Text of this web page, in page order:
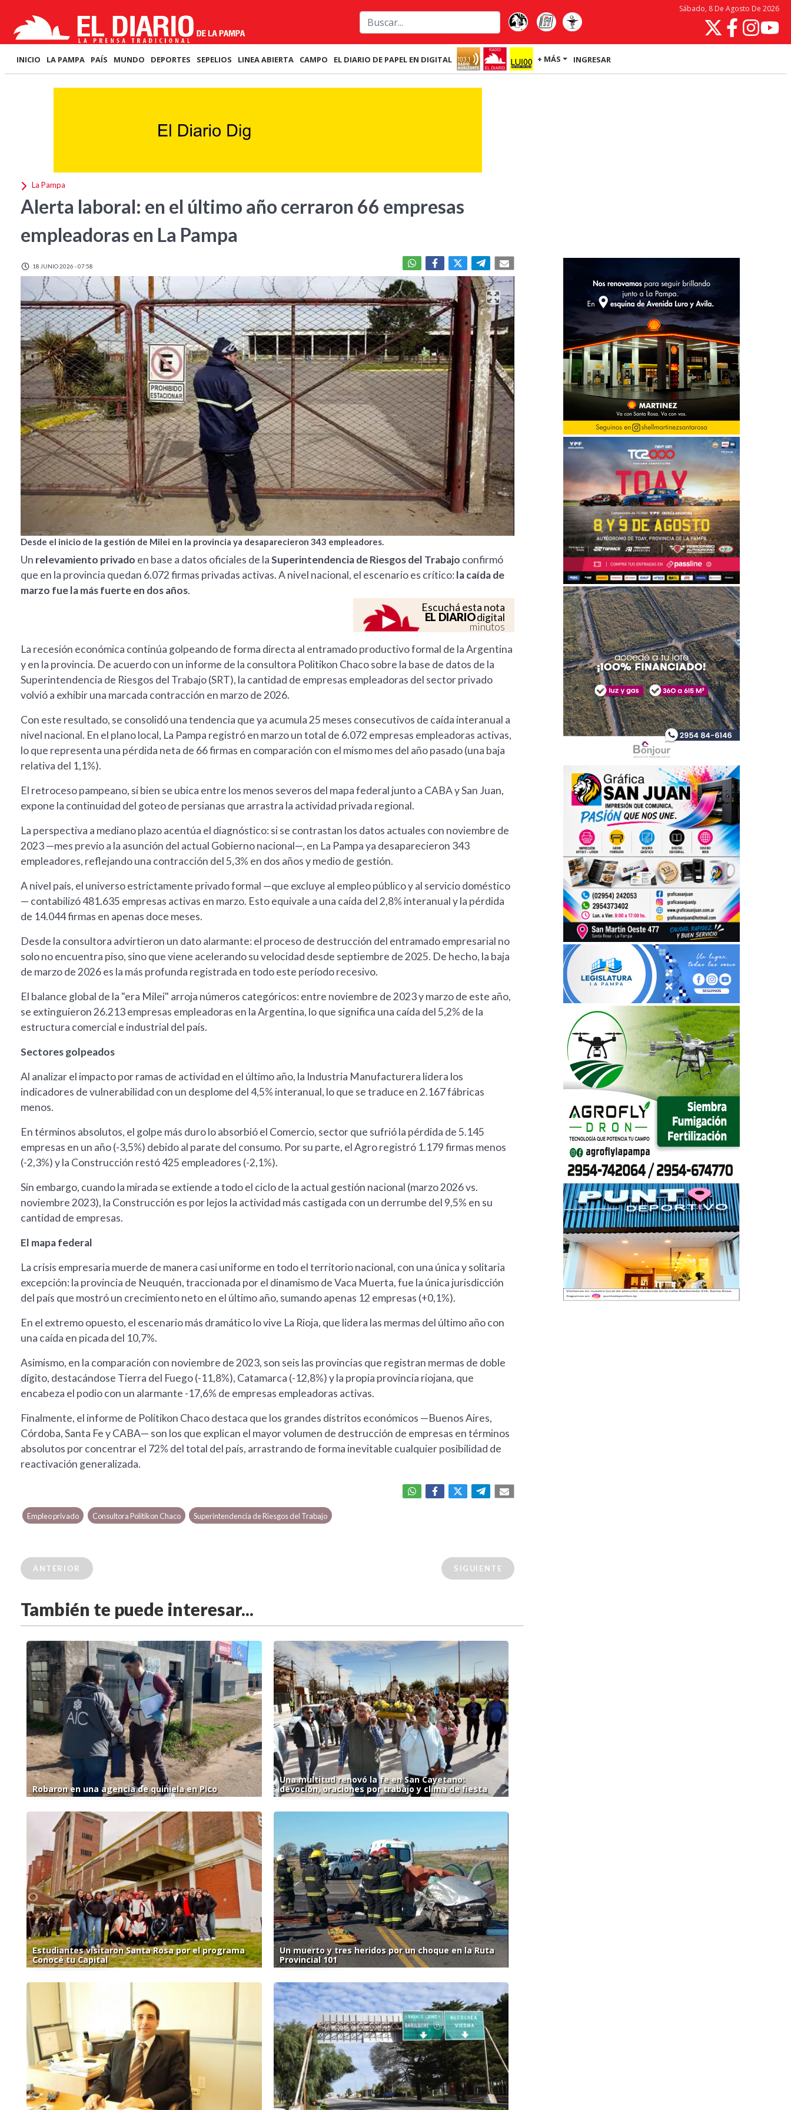
Sábado, 8 De Agosto De 2026
INICIO LA PAMPA PAÍS MUNDO DEPORTES SEPELIOS LINEA ABIERTA CAMPO EL DIARIO DE PAPEL EN DIGITAL + MÁS INGRESAR
La Pampa
Alerta laboral: en el último año cerraron 66 empresas
empleadoras en La Pampa
18 JUNIO 2026 - 07:58
Desde el inicio de la gestión de Milei en la provincia ya desaparecieron 343 empleadores.
Un relevamiento privado en base a datos oficiales de laSuperintendencia de Riesgos del Trabajo confirmó
que en la provincia quedan 6.072 firmas privadas activas. A nivel nacional, el escenario es crítico:la caída de
marzo fue la más fuerte en dos años.
Escuchá esta nota
EL DIARIOdigital
minutos
La recesión económica continúa golpeando de forma directa al entramado productivo formal de la Argentina
y en la provincia. De acuerdo con un informe de la consultora Politikon Chaco sobre la base de datos de la
Superintendencia de Riesgos del Trabajo (SRT), la cantidad de empresas empleadoras del sector privado
volvió a exhibir una marcada contracción en marzo de 2026.
Con este resultado, se consolidó una tendencia que ya acumula 25 meses consecutivos de caída interanual a
nivel nacional. En el plano local, La Pampa registró en marzo un total de 6.072 empresas empleadoras activas,
lo que representa una pérdida neta de 66 firmas en comparación con el mismo mes del año pasado (una baja
relativa del 1,1%).
El retroceso pampeano, si bien se ubica entre los menos severos del mapa federal junto a CABA y San Juan,
expone la continuidad del goteo de persianas que arrastra la actividad privada regional.
La perspectiva a mediano plazo acentúa el diagnóstico: si se contrastan los datos actuales con noviembre de
2023 —mes previo a la asunción del actual Gobierno nacional—, en La Pampa ya desaparecieron 343
empleadores, reflejando una contracción del 5,3% en dos años y medio de gestión.
A nivel país, el universo estrictamente privado formal —que excluye al empleo público y al servicio doméstico
— contabilizó 481.635 empresas activas en marzo. Esto equivale a una caída del 2,8% interanual y la pérdida
de 14.044 firmas en apenas doce meses.
Desde la consultora advirtieron un dato alarmante: el proceso de destrucción del entramado empresarial no
solo no encuentra piso, sino que viene acelerando su velocidad desde septiembre de 2025. De hecho, la baja
de marzo de 2026 es la más profunda registrada en todo este período recesivo.
El balance global de la "era Milei" arroja números categóricos: entre noviembre de 2023 y marzo de este año,
se extinguieron 26.213 empresas empleadoras en la Argentina, lo que significa una caída del 5,2% de la
estructura comercial e industrial del país.
Sectores golpeados
Al analizar el impacto por ramas de actividad en el último año, la Industria Manufacturera lidera los
indicadores de vulnerabilidad con un desplome del 4,5% interanual, lo que se traduce en 2.167 fábricas
menos.
En términos absolutos, el golpe más duro lo absorbió el Comercio, sector que sufrió la pérdida de 5.145
empresas en un año (-3,5%) debido al parate del consumo. Por su parte, el Agro registró 1.179 firmas menos
(-2,3%) y la Construcción restó 425 empleadores (-2,1%).
Sin embargo, cuando la mirada se extiende a todo el ciclo de la actual gestión nacional (marzo 2026 vs.
noviembre 2023), la Construcción es por lejos la actividad más castigada con un derrumbe del 9,5% en su
cantidad de empresas.
El mapa federal
La crisis empresaria muerde de manera casi uniforme en todo el territorio nacional, con una única y solitaria
excepción: la provincia de Neuquén, traccionada por el dinamismo de Vaca Muerta, fue la única jurisdicción
del país que mostró un crecimiento neto en el último año, sumando apenas 12 empresas (+0,1%).
En el extremo opuesto, el escenario más dramático lo vive La Rioja, que lidera las mermas del último año con
una caída en picada del 10,7%.
Asimismo, en la comparación con noviembre de 2023, son seis las provincias que registran mermas de doble
dígito, destacándose Tierra del Fuego (-11,8%), Catamarca (-12,8%) y la propia provincia riojana, que
encabeza el podio con un alarmante -17,6% de empresas empleadoras activas.
Finalmente, el informe de Politikon Chaco destaca que los grandes distritos económicos —Buenos Aires,
Córdoba, Santa Fe y CABA— son los que explican el mayor volumen de destrucción de empresas en términos
absolutos por concentrar el 72% del total del país, arrastrando de forma inevitable cualquier posibilidad de
reactivación generalizada.
Empleo privado Consultora Politikon Chaco Superintendencia de Riesgos del Trabajo
ANTERIOR SIGUIENTE
También te puede interesar...
Robaron en una agencia de quiniela en Pico
Una multitud renovó la fe en San Cayetano:
devoción, oraciones por trabajo y clima de fiesta
Estudiantes visitaron Santa Rosa por el programa
Conocé tu Capital
Un muerto y tres heridos por un choque en la Ruta
Provincial 101